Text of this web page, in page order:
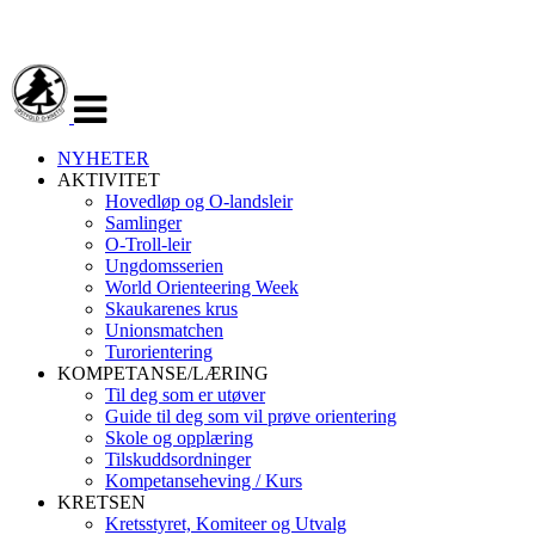
navigasjon
NYHETER
AKTIVITET
Hovedløp og O-landsleir
Samlinger
O-Troll-leir
Ungdomsserien
World Orienteering Week
Skaukarenes krus
Unionsmatchen
Turorientering
KOMPETANSE/LÆRING
Til deg som er utøver
Guide til deg som vil prøve orientering
Skole og opplæring
Tilskuddsordninger
Kompetanseheving / Kurs
KRETSEN
Kretsstyret, Komiteer og Utvalg